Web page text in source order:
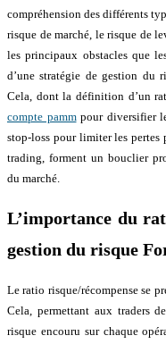
compréhension des différents
risque de marché, le risque de
les principaux obstacles que
d’une stratégie de gestion du
Cela, dont la définition d’un
compte pammpour diversifier
stop-loss pour limiter les
trading, forment un bouclier
du marché.
L’importance du
gestion du risque
Le ratio risque/récompense se
Cela, permettant aux traders
risque encouru sur chaque